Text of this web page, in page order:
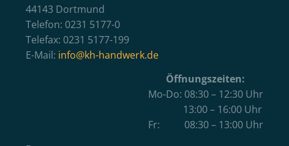
44143 Dortmund
Telefon: 0231 5177-0
Telefax: 0231 5177-199
E-Mail: info@kh-handwerk.de
Öffnungszeiten:
Mo-Do: 08:30 – 12:30 Uhr
13:00 – 16:00 Uhr
Fr: 08:30 – 13:00 Uhr